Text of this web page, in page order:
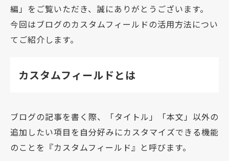
編」をご覧いただき、誠にありがとうございます。
今回はブログのカスタムフィールドの活用方法につい
てご紹介します。
カスタムフィールドとは
ブログの記事を書く際、「タイトル」「本文」以外の
追加したい項目を自分好みにカスタマイズできる機能
のことを『カスタムフィールド』と呼びます。